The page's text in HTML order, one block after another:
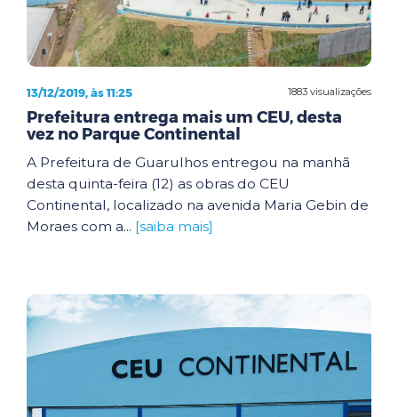
1883 visualizações
13/12/2019, às 11:25
Prefeitura entrega mais um CEU, desta
vez no Parque Continental
A Prefeitura de Guarulhos entregou na manhã
desta quinta-feira (12) as obras do CEU
Continental, localizado na avenida Maria Gebin de
Moraes com a... [saiba mais]